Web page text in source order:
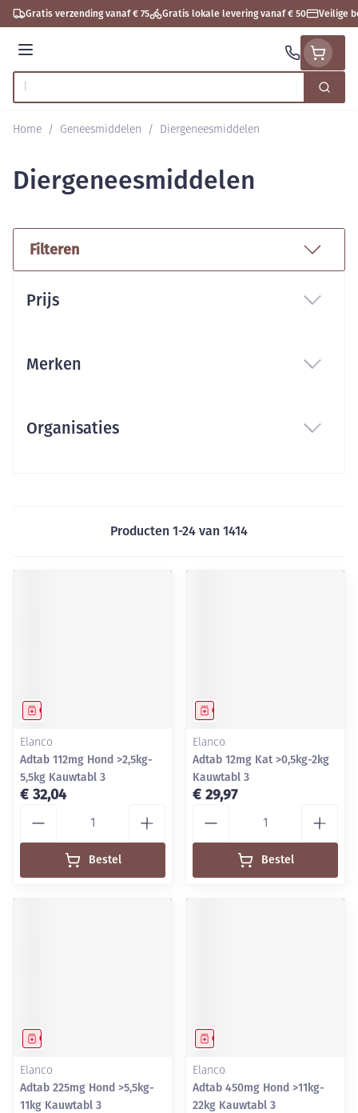
Ga naar de inhoud
Gratis verzending vanaf € 75 Gratis lokale levering vanaf € 50 Veilige
Menu
Product, merk, categorie... Zoek
Home / Geneesmiddelen / Diergeneesmiddelen
Diergeneesmiddelen
Filteren
Prijs
Merken
Organisaties
Producten 1-24 van 1414
Geneesmiddel
Elanco
Adtab 112mg Hond >2,5kg-
5,5kg Kauwtabl 3
€ 32,04
Bestel
Geneesmiddel
Elanco
Adtab 12mg Kat >0,5kg-2kg
Kauwtabl 3
€ 29,97
Bestel
Geneesmiddel
Elanco
Adtab 225mg Hond >5,5kg-
11kg Kauwtabl 3
Geneesmiddel
Elanco
Adtab 450mg Hond >11kg-
22kg Kauwtabl 3